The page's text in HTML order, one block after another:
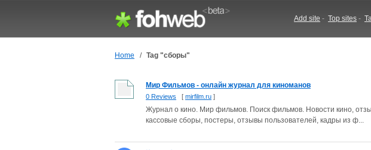
Add site - Top sites -
Home / Tag "сборы"
Мир Фильмов - онлайн журнал для киноманов
0 Reviews [ mirfilm.ru ]
Журнал о кино. Мир фильмов. Поиск фильмов. Новости кино,
кассовые сборы, постеры, отзывы пользователей, кадры из ф...